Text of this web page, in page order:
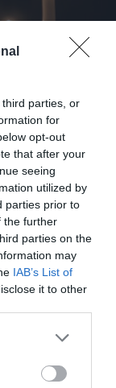
parties, or
for
opt-out
that after your
seeing
utilized by
parties prior to
the further
parties on the
may
IAB’s List of
it to other
more Google
may click to
party tags to
Χαλκίδας